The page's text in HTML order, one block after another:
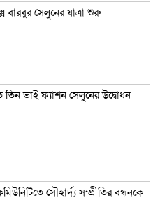
বারবুর সেলুনের যাত্রা শুরু
তিন ভাই ফ্যাশন সেলুনের উদ্বোধন
সৌহার্দ্য সম্প্রীতির বন্ধনকে